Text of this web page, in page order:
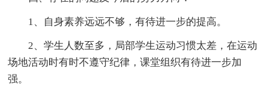
1、自身素养远远不够，有待进一步的提高。
2、学生人数至多，局部学生运动习惯太差，在运动
场地活动时有时不遵守纪律，课堂组织有待进一步加
强。